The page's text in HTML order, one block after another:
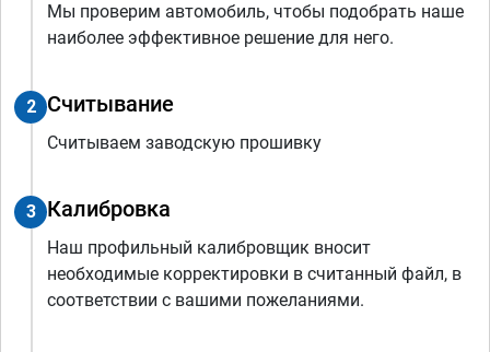
Мы проверим автомобиль, чтобы подобрать наше
наиболее эффективное решение для него.
2 Считывание
Считываем заводскую прошивку
3 Калибровка
Наш профильный калибровщик вносит
необходимые корректировки в считанный файл, в
соответствии с вашими пожеланиями.